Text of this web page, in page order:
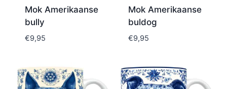
Mok Amerikaanse
bully
€9,95
Mok Amerikaanse
buldog
€9,95